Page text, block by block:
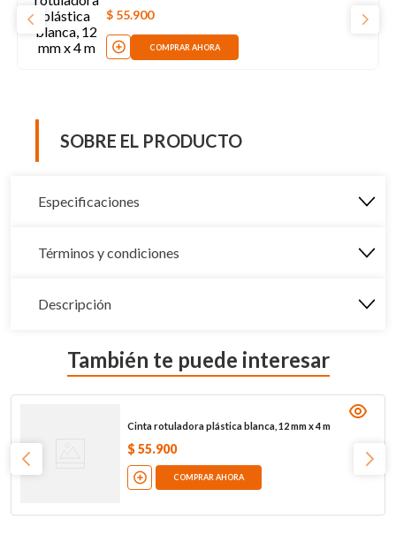
$ 55.900
COMPRAR AHORA
SOBRE EL PRODUCTO
Especificaciones
Términos y condiciones
Descripción
También te puede interesar
Cinta rotuladora plástica blanca, 12 mm x 4 m
$ 55.900
COMPRAR AHORA